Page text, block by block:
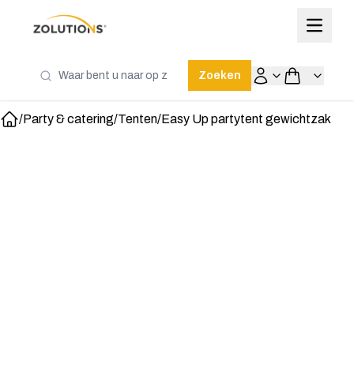
Zoeken
/Party & catering/Tenten/Easy Up partytent gewichtzak